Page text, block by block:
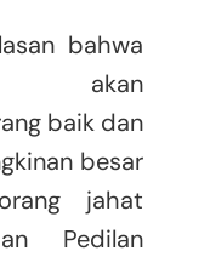
bahwa
akan
baik dan
besar
jahat
Pedilan